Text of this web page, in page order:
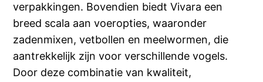
verpakkingen. Bovendien biedt Vivara een
breed scala aan voeropties, waaronder
zadenmixen, vetbollen en meelwormen, die
aantrekkelijk zijn voor verschillende vogels.
Door deze combinatie van kwaliteit,